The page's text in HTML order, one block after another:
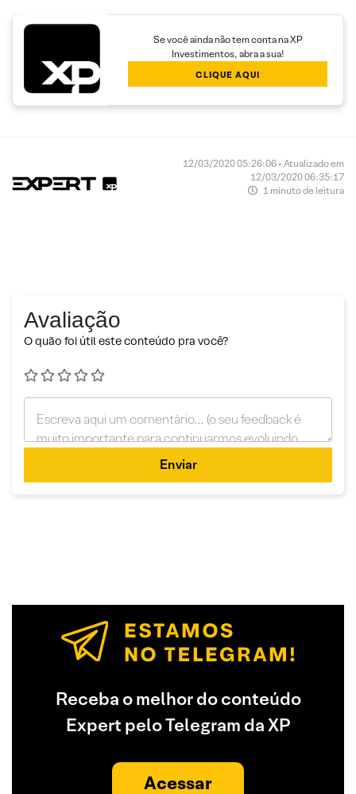
Se você ainda não tem conta na XP
Investimentos, abra a sua!
CLIQUE AQUI
12/03/2020 05:26:06 • Atualizado em
12/03/2020 06:35:17
1 minuto de leitura
Avaliação
O quão foi útil este conteúdo pra você?
Enviar
Receba o melhor do conteúdo
Expert pelo Telegram da XP
Acessar